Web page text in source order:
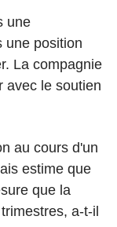
une
une position
La compagnie
avec le soutien
au cours d'un
estime que
que la
a-t-il